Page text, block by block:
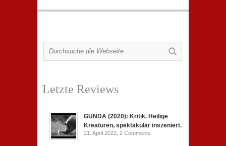
Letzte Reviews
GUNDA (2020): Kritik. Heilige
Kreaturen, spektakulär inszeniert.
21. April 2021, 2 Comments